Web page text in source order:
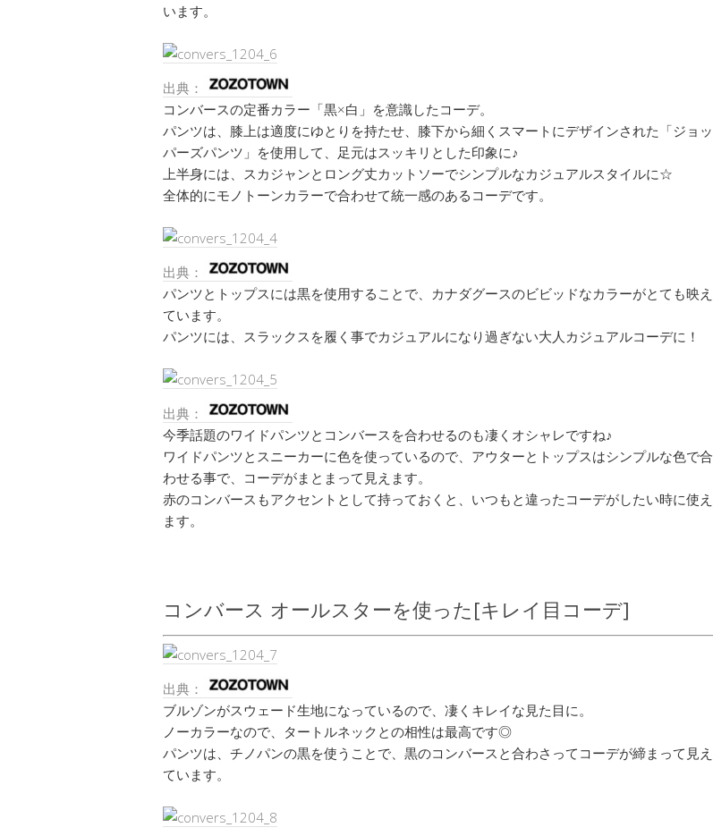
います。
出典：
コンバースの定番カラー「黒×白」を意識したコーデ。
パンツは、膝上は適度にゆとりを持たせ、膝下から細くスマートにデザインされた「ジョッ
パーズパンツ」を使用して、足元はスッキリとした印象に♪
上半身には、スカジャンとロング丈カットソーでシンプルなカジュアルスタイルに☆
全体的にモノトーンカラーで合わせて統一感のあるコーデです。
出典：
パンツとトップスには黒を使用することで、カナダグースのビビッドなカラーがとても映え
ています。
パンツには、スラックスを履く事でカジュアルになり過ぎない大人カジュアルコーデに！
出典：
今季話題のワイドパンツとコンバースを合わせるのも凄くオシャレですね♪
ワイドパンツとスニーカーに色を使っているので、アウターとトップスはシンプルな色で合
わせる事で、コーデがまとまって見えます。
赤のコンバースもアクセントとして持っておくと、いつもと違ったコーデがしたい時に使え
ます。
コンバース オールスターを使った[キレイ目コーデ]
出典：
ブルゾンがスウェード生地になっているので、凄くキレイな見た目に。
ノーカラーなので、タートルネックとの相性は最高です◎
パンツは、チノパンの黒を使うことで、黒のコンバースと合わさってコーデが締まって見え
ています。